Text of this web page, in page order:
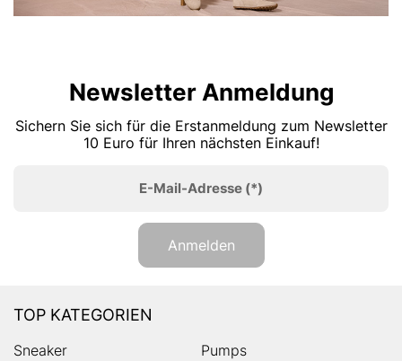
Newsletter Anmeldung
Sichern Sie sich für die Erstanmeldung zum Newsletter
10 Euro für Ihren nächsten Einkauf!
E-Mail-Adresse (*)
Anmelden
TOP KATEGORIEN
Sneaker
Pumps